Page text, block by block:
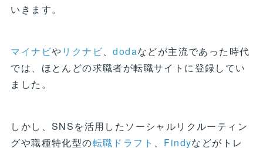
いきます。
マイナビやリクナビ、dodaなどが主流であった時代
では、ほとんどの求職者が転職サイトに登録してい
ました。
しかし、SNSを活用したソーシャルリクルーティン
グや職種特化型の転職ドラフト 、 Findyなどがトレ